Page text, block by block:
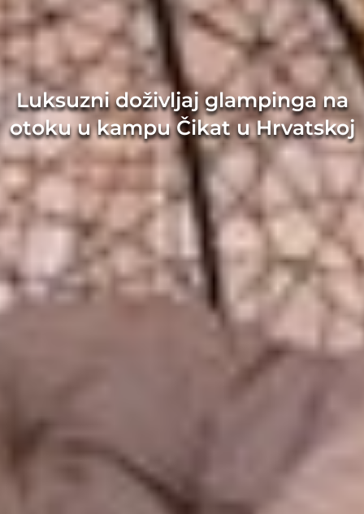
glampinga na
Čikat u Hrvatskoj
Luksuzni
otoku u